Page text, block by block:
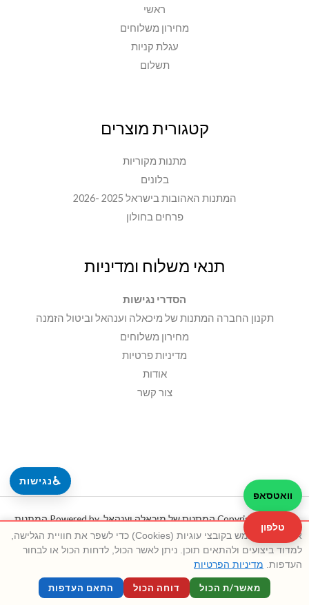
♿נגישות
ראשי
מחירון משלוחים
עגלת קניות
תשלום
קטגורית מוצרים
מתנות מקוריות
בלונים
המתנות האהובות בישראל 2025 -2026
פרחים בחולון
תנאי משלוח ומדיניות
הסדרי נגישות
תקנון החברה המתנות של מיכאלה וענהאל וביטול הזמנה
מחירון משלוחים
מדיניות פרטיות
אודות
צור קשר
Copyright © 2026 המתנות של מיכאלה וענהאל. Powered by המתנות
של מיכאלה וענהאל.
וואטסאפ
טלפון
אתר זה משתמש בקובצי עוגיות (Cookies) כדי לשפר את חוויית הגלישה,
למדוד ביצועים ולהתאים תוכן. ניתן לאשר הכול, לדחות הכול או לבחור
העדפות. מדיניות הפרטיות
מאשר/ת הכול דוחה הכול התאם העדפות